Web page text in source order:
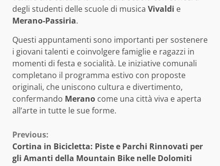
degli studenti delle scuole di musica Vivaldi e
Merano-Passiria.
Questi appuntamenti sono importanti per sostenere
i giovani talenti e coinvolgere famiglie e ragazzi in
momenti di festa e socialità. Le iniziative comunali
completano il programma estivo con proposte
originali, che uniscono cultura e divertimento,
confermando Merano come una città viva e aperta
all’arte in tutte le sue forme.
Continue
Reading
Previous:
Cortina in Bicicletta: Piste e Parchi Rinnovati per
gli Amanti della Mountain Bike nelle Dolomiti